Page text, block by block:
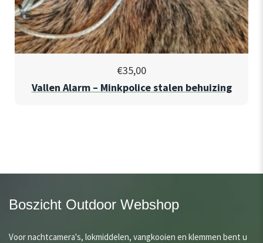
€35,00
Vallen Alarm – Minkpolice stalen behuizing
Boszicht Outdoor Webshop
Voor nachtcamera's, lokmiddelen, vangkooien en klemmen bent u